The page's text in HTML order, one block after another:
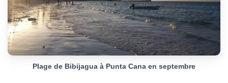
Plage de Bibijagua à Punta Cana en septembre